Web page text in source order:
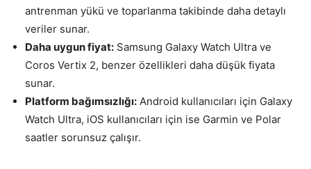
antrenman yükü ve toparlanma takibinde daha detaylı
veriler sunar.
Daha uygun fiyat: Samsung Galaxy Watch Ultra ve
Coros Vertix 2, benzer özellikleri daha düşük fiyata
sunar.
Platform bağımsızlığı: Android kullanıcıları için Galaxy
Watch Ultra, iOS kullanıcıları için ise Garmin ve Polar
saatler sorunsuz çalışır.